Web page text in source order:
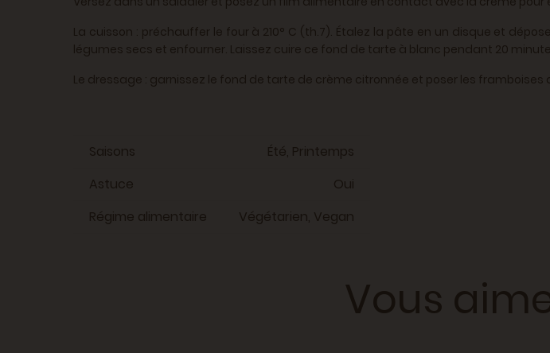
La cuisson : préchauffer le four à 210° C (th.7). Étalez la pâte en un disque et
légumes secs et enfourner. Laissez cuire ce fond de tarte à blanc pendant 20
Le dressage : garnissez le fond de tarte de crème citronnée et poser les framboises
Saisons
Été, Printemps
Astuce
Oui
Régime alimentaire
Végétarien, Vegan
Vous